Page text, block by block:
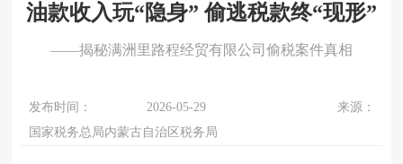
油款收入玩“隐身” 偷逃税款终“现形”
——揭秘满洲里路程经贸有限公司偷税案件真相
发布时间： 2026-05-29
来源：
国家税务总局内蒙古自治区税务局